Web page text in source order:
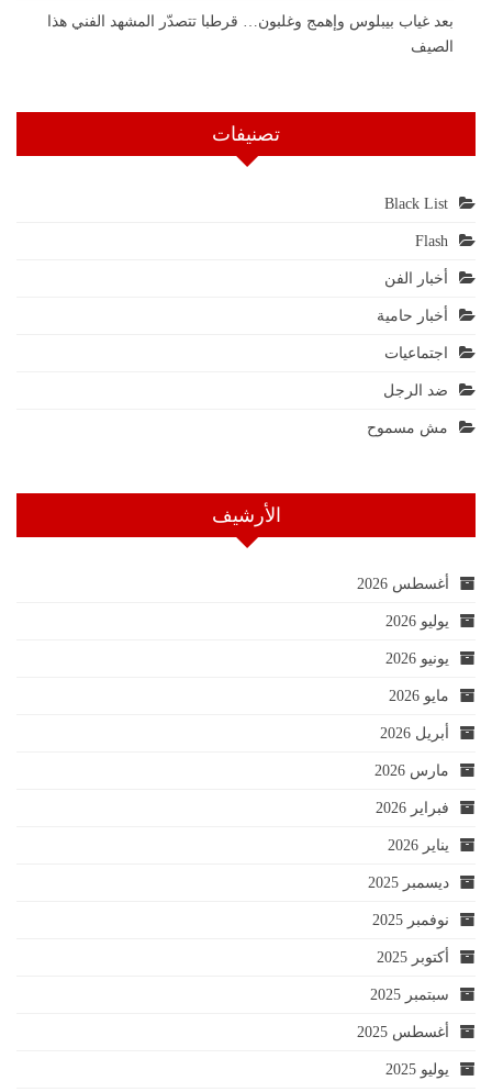
بعد غياب بيبلوس وإهمج وغلبون… قرطبا تتصدّر المشهد الفني هذا
الصيف
تصنيفات
Black List
Flash
أخبار الفن
أخبار حامية
اجتماعيات
ضد الرجل
مش مسموح
الأرشيف
أغسطس 2026
يوليو 2026
يونيو 2026
مايو 2026
أبريل 2026
مارس 2026
فبراير 2026
يناير 2026
ديسمبر 2025
نوفمبر 2025
أكتوبر 2025
سبتمبر 2025
أغسطس 2025
يوليو 2025